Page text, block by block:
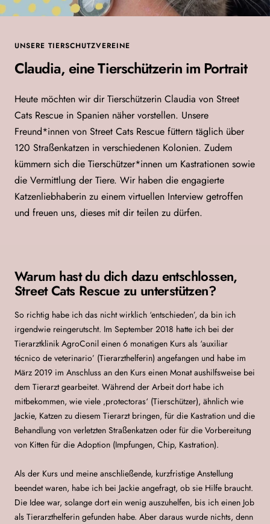
UNSERE TIERSCHUTZVEREINE
Claudia, eine Tierschützerin im Portrait
Heute möchten wir dir Tierschützerin Claudia von Street
Cats Rescue in Spanien näher vorstellen. Unsere
Freund*innen von Street Cats Rescue füttern täglich über
120 Straßenkatzen in verschiedenen Kolonien. Zudem
kümmern sich die Tierschützer*innen um Kastrationen sowie
die Vermittlung der Tiere. Wir haben die engagierte
Katzenliebhaberin zu einem virtuellen Interview getroffen
und freuen uns, dieses mit dir teilen zu dürfen.
Warum hast du dich dazu entschlossen,
Street Cats Rescue zu unterstützen?
So richtig habe ich das nicht wirklich ‘entschieden’, da bin ich
irgendwie reingerutscht. Im September 2018 hatte ich bei der
Tierarztklinik AgroConil einen 6 monatigen Kurs als ‘auxiliar
técnico de veterinario’ (Tierarzthelferin) angefangen und habe im
März 2019 im Anschluss an den Kurs einen Monat aushilfsweise bei
dem Tierarzt gearbeitet. Während der Arbeit dort habe ich
mitbekommen, wie viele ‚protectoras‘ (Tierschützer), ähnlich wie
Jackie, Katzen zu diesem Tierarzt bringen, für die Kastration und die
Behandlung von verletzten Straßenkatzen oder für die Vorbereitung
von Kitten für die Adoption (Impfungen, Chip, Kastration).
Als der Kurs und meine anschließende, kurzfristige Anstellung
beendet waren, habe ich bei Jackie angefragt, ob sie Hilfe braucht.
Die Idee war, solange dort ein wenig auszuhelfen, bis ich einen Job
als Tierarzthelferin gefunden habe. Aber daraus wurde nichts, denn